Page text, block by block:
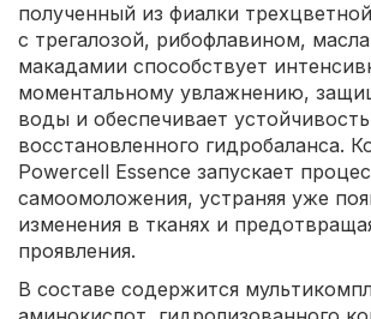
полученный из фиалки
с трегалозой, рибофлавином,
макадамии способствует
моментальному увлажнению,
воды и обеспечивает устойчивость
восстановленного гидробаланса.
Powercell Essence запускает
самоомоложения, устраняя уже
изменения в тканях и
проявления.
В составе содержится